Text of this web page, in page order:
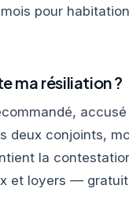
pour
ma résiliation ?
deux conjoints,
la
et loyers —